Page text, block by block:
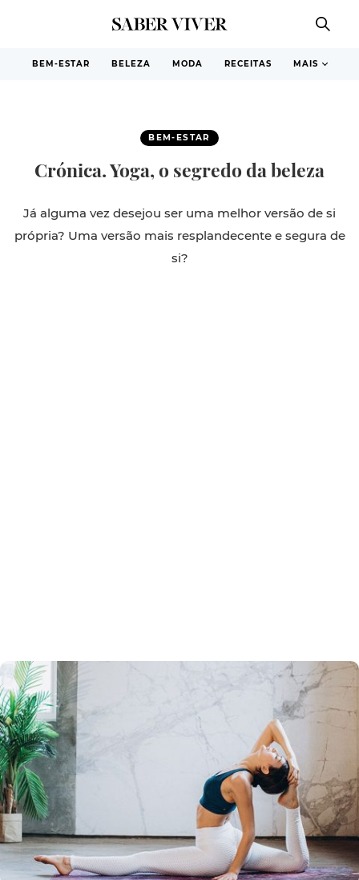
BEM-ESTAR BELEZA MODA RECEITAS MAIS
BEM-ESTAR
Crónica. Yoga, o segredo da beleza
Já alguma vez desejou ser uma melhor versão de si
própria? Uma versão mais resplandecente e segura de
si?